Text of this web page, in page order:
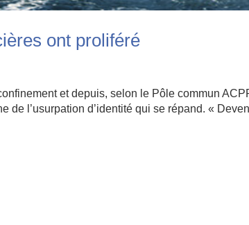
ont proliféré
et depuis, selon le Pôle commun
de l’usurpation d’identité qui se répand. «